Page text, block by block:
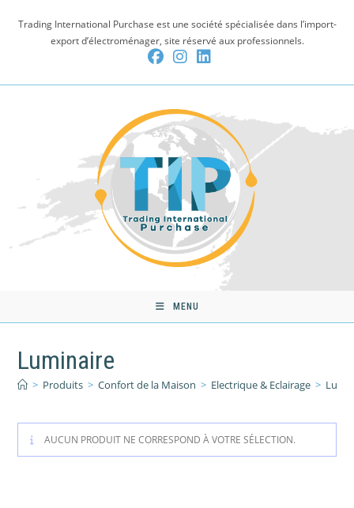
Trading International Purchase est une société spécialisée dans l’import-
export d’électroménager, site réservé aux professionnels.
MENU
Luminaire
> Produits > Confort de la Maison > Electrique & Eclairage >
AUCUN PRODUIT NE CORRESPOND À VOTRE SÉLECTION.